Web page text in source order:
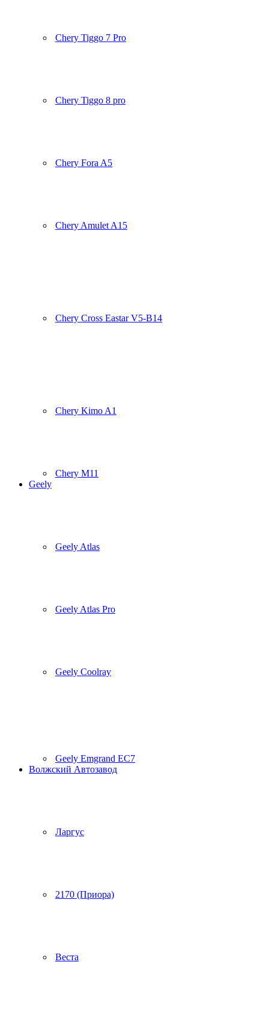
Chery Tiggo 7 Pro
Chery Tiggo 8 pro
Chery Fora A5
Chery Amulet A15
Chery Cross Eastar V5-B14
Chery Kimo A1
Chery M11
Geely
Geely Atlas
Geely Atlas Pro
Geely Coolray
Geely Emgrand EC7
Волжский Автозавод
Ларгус
2170 (Приора)
Веста